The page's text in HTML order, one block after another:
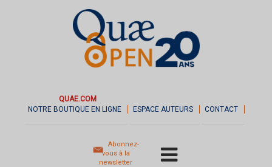
QUAE.COM
NOTRE BOUTIQUE EN LIGNE
ESPACE AUTEURS CONTACT
Abonnez-
vous à la
newsletter